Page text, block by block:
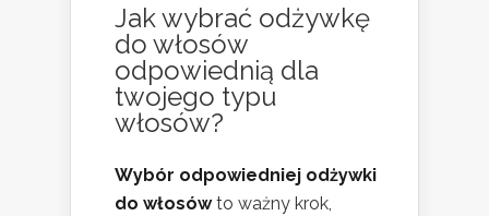
Jak wybrać odżywkę
do włosów
odpowiednią dla
twojego typu
włosów?
Wybór odpowiedniej odżywki
do włosówto ważny krok,